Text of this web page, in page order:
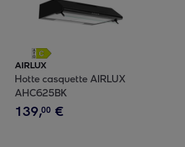
AIRLUX
Hotte casquette AIRLUX
AHC625BK
139,00 €